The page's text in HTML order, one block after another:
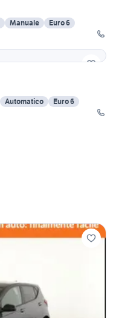
Manuale
Euro 6
Automatico
Euro 6